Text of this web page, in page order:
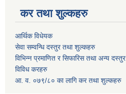
कर तथा शुल्कहरु
आर्थिक विधेयक
सेवा सम्वन्धि दस्तुर तथा शुल्कहरु
विभिन्न प्रमाणित र सिफारिस तथा अन्य दस्तुर
विविध करहरु
आ. व. ०७९/८० का लागि कर तथा शुल्कहरु